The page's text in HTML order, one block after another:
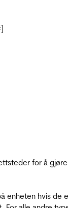
for å gjøre
enheten hvis de